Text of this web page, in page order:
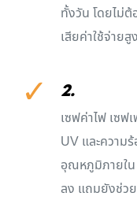
ทั้งวัน โดยไม่
เสียค่าใช้จ่ายสูง
✓ 2.
เซฟค่าไฟ เซฟ
UV และความ
อุณหภูมิภายใน
ลง แถมยังช่วย